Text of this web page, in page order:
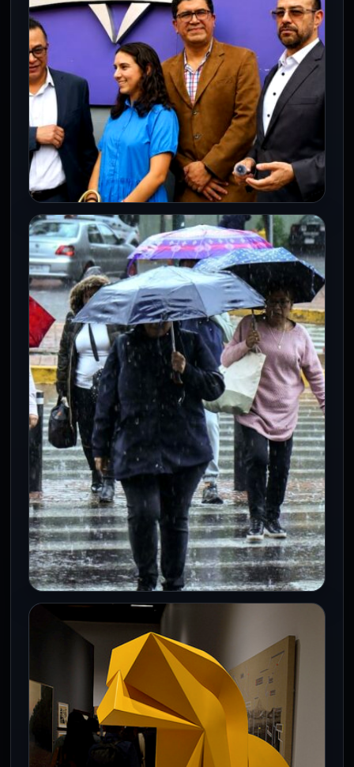
plazas y áreas recreativas incorporen
de…
CDMX
Somos México apuesta por crecer
en la capital y alcanzar el 10% de los
votos en 2027
7 Ago 2026
A menos de un año de obtener su registro
como fuerza política local, Somos México
fijó como objetivo…
Lluvias fuertes, granizo y rachas de
viento afectarán este viernes a la
Ciudad de México
7 Ago 2026
Ciudad de México.— La Secretaría de
Gestión Integral de Riesgos y Protección
Civil (SGIRPC) advirtió que este viernes…